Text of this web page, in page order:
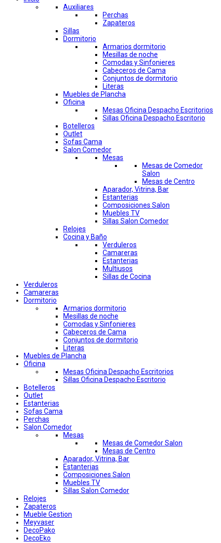
Auxiliares
Perchas
Zapateros
Sillas
Dormitorio
Armarios dormitorio
Mesillas de noche
Comodas y Sinfonieres
Cabeceros de Cama
Conjuntos de dormitorio
Literas
Muebles de Plancha
Oficina
Mesas Oficina Despacho Escritorios
Sillas Oficina Despacho Escritorio
Botelleros
Outlet
Sofas Cama
Salon Comedor
Mesas
Mesas de Comedor
Salon
Mesas de Centro
Aparador, Vitrina, Bar
Estanterias
Composiciones Salon
Muebles TV
Sillas Salon Comedor
Relojes
Cocina y Baño
Verduleros
Camareras
Estanterias
Multiusos
Sillas de Cocina
Verduleros
Camareras
Dormitorio
Armarios dormitorio
Mesillas de noche
Comodas y Sinfonieres
Cabeceros de Cama
Conjuntos de dormitorio
Literas
Muebles de Plancha
Oficina
Mesas Oficina Despacho Escritorios
Sillas Oficina Despacho Escritorio
Botelleros
Outlet
Estanterias
Sofas Cama
Perchas
Salon Comedor
Mesas
Mesas de Comedor Salon
Mesas de Centro
Aparador, Vitrina, Bar
Estanterias
Composiciones Salon
Muebles TV
Sillas Salon Comedor
Relojes
Zapateros
Mueble Gestion
Meyvaser
DecoPako
DecoEko